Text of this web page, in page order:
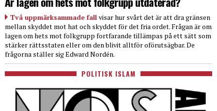
Två uppmärksammade fall visar hur svårt det är att dra gränsen
mellan skyddet mot hat och skyddet för det fria ordet. Frågan är om
lagen om hets mot folkgrupp fortfarande tillämpas på ett sätt som
stärker rättsstaten eller om den blivit alltför oförutsägbar. De
frågorna ställer sig Edward Nordén.
POLITISK ISLAM